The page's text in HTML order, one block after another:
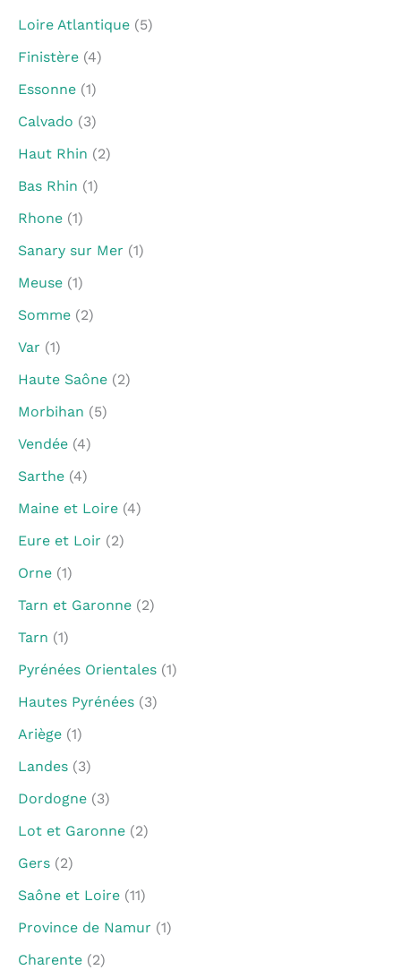
Loire Atlantique (5)
Finistère (4)
Essonne (1)
Calvado (3)
Haut Rhin (2)
Bas Rhin (1)
Rhone (1)
Sanary sur Mer (1)
Meuse (1)
Somme (2)
Var (1)
Haute Saône (2)
Morbihan (5)
Vendée (4)
Sarthe (4)
Maine et Loire (4)
Eure et Loir (2)
Orne (1)
Tarn et Garonne (2)
Tarn (1)
Pyrénées Orientales (1)
Hautes Pyrénées (3)
Ariège (1)
Landes (3)
Dordogne (3)
Lot et Garonne (2)
Gers (2)
Saône et Loire (11)
Province de Namur (1)
Charente (2)